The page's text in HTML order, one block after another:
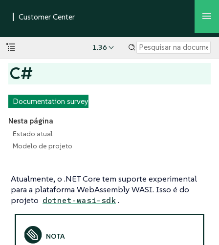
1.36
C#
Documentation survey
Nesta página
Estado atual
Modelo de projeto
Atualmente, o .NET Core tem suporte experimental
para a plataforma WebAssembly WASI. Isso é do
projeto dotnet-wasi-sdk.